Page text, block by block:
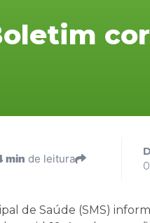
min de leitura
de Saúde (SMS)